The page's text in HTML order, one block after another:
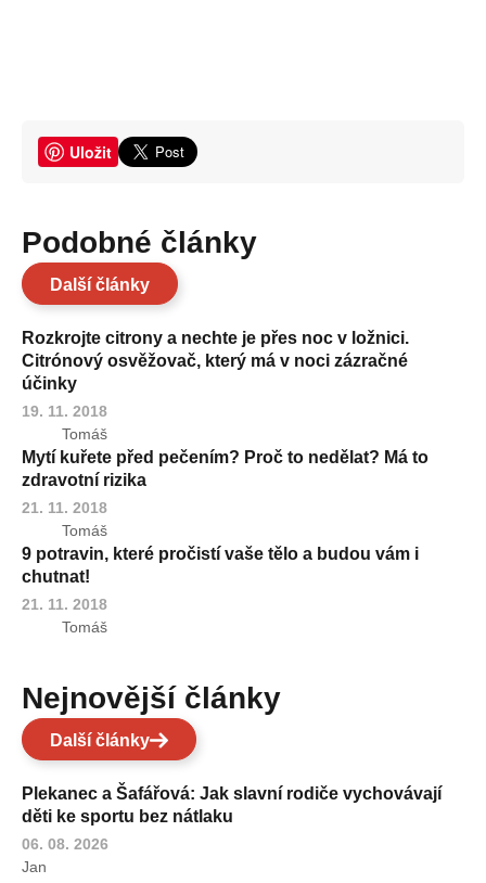
Uložit
Podobné články
Další články
Rozkrojte citrony a nechte je přes noc v ložnici.
Citrónový osvěžovač, který má v noci zázračné
účinky
19. 11. 2018
Tomáš
Mytí kuřete před pečením? Proč to nedělat? Má to
zdravotní rizika
21. 11. 2018
Tomáš
9 potravin, které pročistí vaše tělo a budou vám i
chutnat!
21. 11. 2018
Tomáš
Nejnovější články
Další články
Plekanec a Šafářová: Jak slavní rodiče vychovávají
děti ke sportu bez nátlaku
06. 08. 2026
Jan